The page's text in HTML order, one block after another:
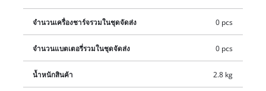
จำนวนเครื่องชาร์จรวมในชุดจัดส่ง 0 pcs
จำนวนแบตเตอรี่รวมในชุดจัดส่ง 0 pcs
น้ำหนักสินค้า 2.8 kg